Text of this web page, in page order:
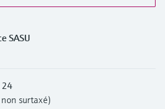
SASU
surtaxé)